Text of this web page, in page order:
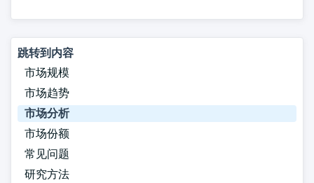
跳转到内容
市场规模
市场趋势
市场分析
市场份额
常见问题
研究方法